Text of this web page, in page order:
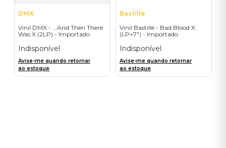
DMX
Vinil DMX - ...And Then There
Was X (2LP) - Importado
Indisponível
Avise-me quando retornar
ao estoque
Bastille
Vinil Bastille - Bad Blood X
(LP+7") - Importado
Indisponível
Avise-me quando retornar
ao estoque